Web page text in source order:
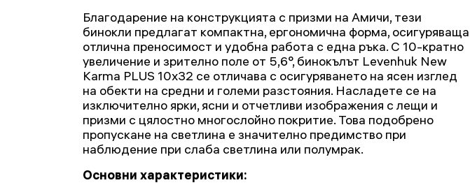
Благодарение на конструкцията с призми на Амичи, тези
бинокли предлагат компактна, ергономична форма, осигуряваща
отлична преносимост и удобна работа с една ръка. С 10-кратно
увеличение и зрително поле от 5,6°, бинокълът Levenhuk New
Karma PLUS 10x32 се отличава с осигуряването на ясен изглед
на обекти на средни и големи разстояния. Насладете се на
изключително ярки, ясни и отчетливи изображения с лещи и
призми с цялостно многослойно покритие. Това подобрено
пропускане на светлина е значително предимство при
наблюдение при слаба светлина или полумрак.
Основни характеристики: